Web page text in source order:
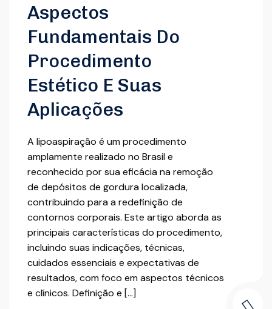
Aspectos
Fundamentais Do
Procedimento
Estético E Suas
Aplicações
A lipoaspiração é um procedimento
amplamente realizado no Brasil e
reconhecido por sua eficácia na remoção
de depósitos de gordura localizada,
contribuindo para a redefinição de
contornos corporais. Este artigo aborda as
principais características do procedimento,
incluindo suas indicações, técnicas,
cuidados essenciais e expectativas de
resultados, com foco em aspectos técnicos
e clínicos. Definição e […]